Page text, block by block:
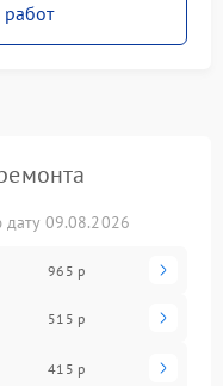
работ
09.08.2026
965 р
515 р
415 р